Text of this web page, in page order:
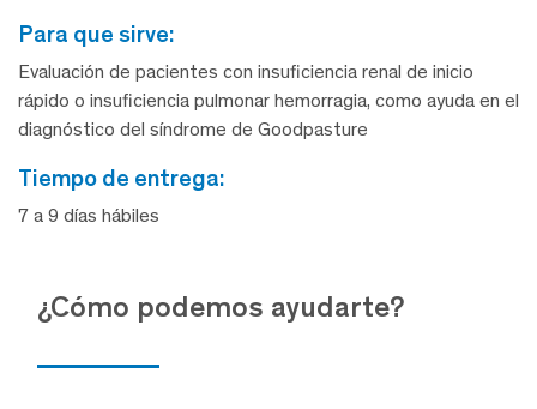
para que sirve:
Evaluación de pacientes con insuficiencia renal de inicio
rápido o insuficiencia pulmonar hemorragia, como ayuda en el
diagnóstico del síndrome de Goodpasture
tiempo de entrega:
7 a 9 días hábiles
¿Cómo podemos ayudarte?